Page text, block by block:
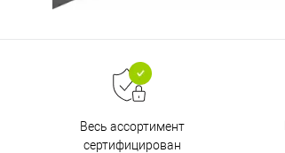
Весь ассортимент
сертифицирован